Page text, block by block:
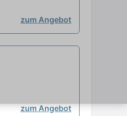
zum Angebot
zum Angebot